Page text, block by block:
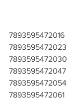
7893595472016
7893595472023
7893595472030
7893595472047
7893595472054
7893595472061